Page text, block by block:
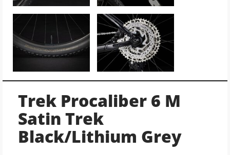
Trek Procaliber 6 M
Satin Trek
Black/Lithium Grey